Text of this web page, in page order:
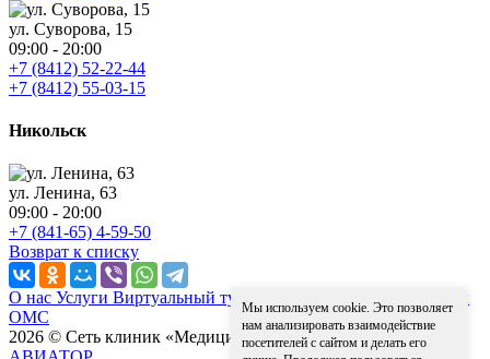
ул. Суворова, 15
09:00 - 20:00
+7 (8412) 52-22-44
+7 (8412) 55-03-15
Никольск
ул. Ленина, 63
09:00 - 20:00
+7 (841-65) 4-59-50
Возврат к списку
О нас Услуги Виртуальный тур
Надзорные органы
ОМС
2026 © Сеть клиник «Медицина для вас»Разработка сайта -
Мы используем cookie. Это позволяет
нам анализировать взаимодействие
посетителей с сайтом и делать его